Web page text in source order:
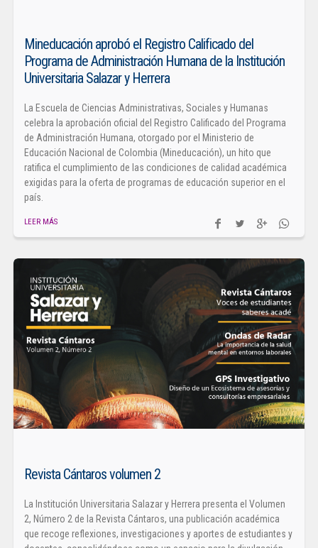
Mineducación aprobó el Registro Calificado del
Programa de Administración Humana de la Institución
Universitaria Salazar y Herrera
La Escuela de Ciencias Administrativas, Sociales y Humanas
celebra la aprobación oficial del Registro Calificado del Programa
de Administración Humana, otorgado por el Ministerio de
Educación Nacional de Colombia (Mineducación), un hito que
ratifica el cumplimiento de las condiciones de calidad académica
exigidas para la oferta de programas de educación superior en el
país.
LEER MÁS
Revista Cántaros volumen 2
La Institución Universitaria Salazar y Herrera presenta el Volumen
2, Número 2 de la Revista Cántaros, una publicación académica
que recoge reflexiones, investigaciones y aportes de estudiantes y